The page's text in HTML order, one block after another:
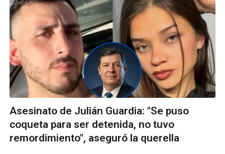
Asesinato de Julián Guardia: "Se puso
coqueta para ser detenida, no tuvo
remordimiento", aseguró la querella